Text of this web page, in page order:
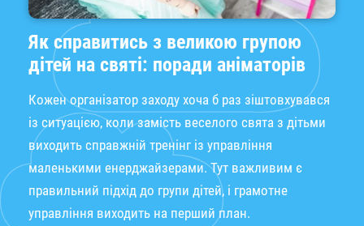
Як справитись з великою групою
дітей на святі: поради аніматорів
Кожен організатор заходу хоча б раз зіштовхувався
із ситуацією, коли замість веселого свята з дітьми
виходить справжній тренінг із управління
маленькими енерджайзерами. Тут важливим є
правильний підхід до групи дітей, і грамотне
управління виходить на перший план.